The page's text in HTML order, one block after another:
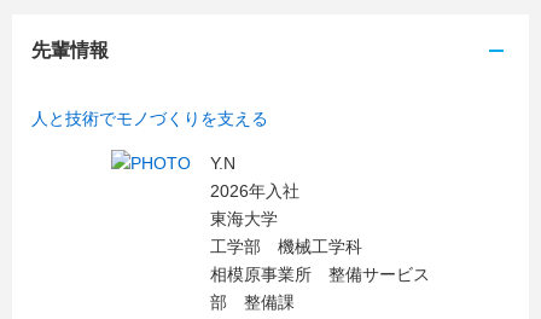
先輩情報
人と技術でモノづくりを支える
Y.N
2026年入社
東海大学
工学部 機械工学科
相模原事業所 整備サービス
部 整備課